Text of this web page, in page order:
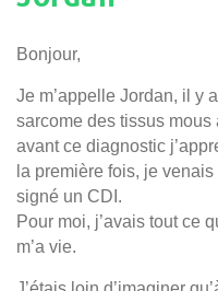
Bonjour,
Je m’appelle Jordan, il y
sarcome des tissus
avant ce diagnostic
la première fois, je
signé un CDI.
Pour moi, j’avais tout ce
m’a vie.